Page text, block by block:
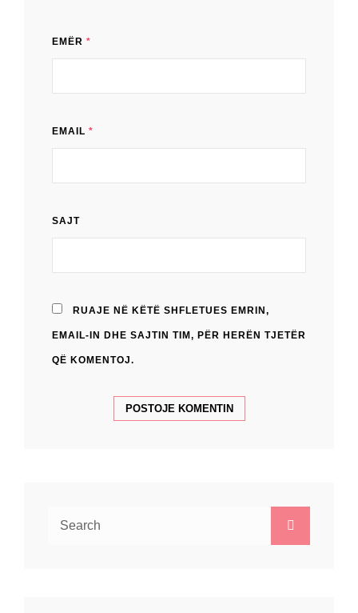
EMËR *
EMAIL *
SAJT
RUAJE NË KËTË SHFLETUES EMRIN,
EMAIL-IN DHE SAJTIN TIM, PËR HERËN TJETËR
QË KOMENTOJ.